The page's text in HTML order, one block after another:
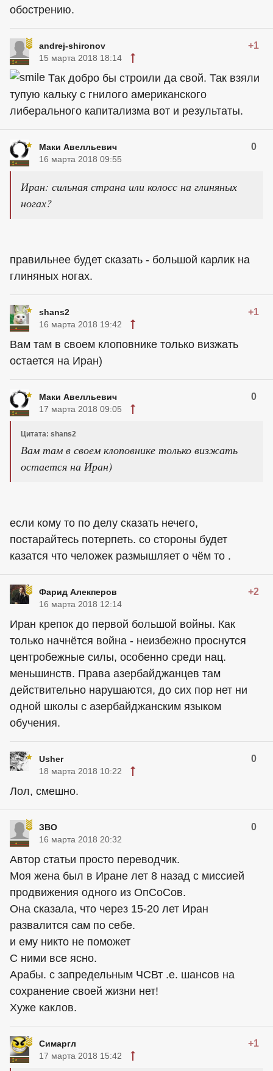
обострению.
andrej-shironov +1
15 марта 2018 18:14
Так добро бы строили да свой. Так взяли
тупую кальку с гнилого американского
либерального капитализма вот и результаты.
Маки Авелльевич 0
16 марта 2018 09:55
Иран: сильная страна или колосс на глиняных
ногах?
правильнее будет сказать - большой карлик на
глиняных ногах.
shans2 +1
16 марта 2018 19:42
Вам там в своем клоповнике только визжать
остается на Иран)
Маки Авелльевич 0
17 марта 2018 09:05
Цитата: shans2
Вам там в своем клоповнике только визжать
остается на Иран)
если кому то по делу сказать нечего,
постарайтесь потерпеть. со стороны будет
казатся что челожек размышляет о чём то .
Фарид Алекперов +2
16 марта 2018 12:14
Иран крепок до первой большой войны. Как
только начнётся война - неизбежно проснутся
центробежные силы, особенно среди нац.
меньшинств. Права азербайджанцев там
действительно нарушаются, до сих пор нет ни
одной школы с азербайджанским языком
обучения.
Usher 0
18 марта 2018 10:22
Лол, смешно.
ЗВО 0
16 марта 2018 20:32
Автор статьи просто переводчик.
Моя жена был в Иране лет 8 назад с миссией
продвижения одного из ОпСоСов.
Она сказала, что через 15-20 лет Иран
развалится сам по себе.
и ему никто не поможет
С ними все ясно.
Арабы. с запредельным ЧСВт .е. шансов на
сохранение своей жизни нет!
Хуже каклов.
Симаргл +1
17 марта 2018 15:42